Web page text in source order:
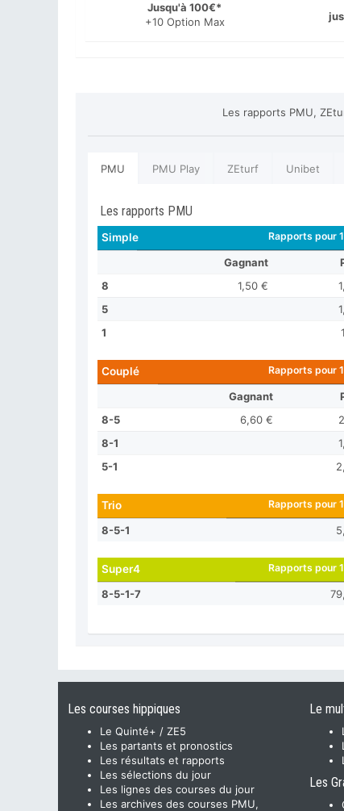
Jusqu'à 100€*
+10 Option Max
Les rapports PMU,
PMU PMU Play ZEturf Unibet
Les rapports PMU
Simple Rapports pour
Gagnant
8
1,50 €
5
1
Couplé Rapports pour
Gagnant
8-5
6,60 €
8-1
5-1
Trio Rapports pour
8-5-1
Super4 Rapports pour
8-5-1-7
Les courses hippiques
Le Quinté+ / ZE5
Les partants et pronostics
Les résultats et rapports
Les sélections du jour
Les lignes des courses du jour
Les archives des courses PMU,
Le
Les